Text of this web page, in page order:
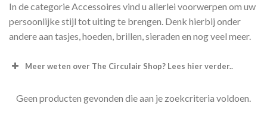
In de categorie Accessoires vind u allerlei voorwerpen om uw
persoonlijke stijl tot uiting te brengen. Denk hierbij onder
andere aan tasjes, hoeden, brillen, sieraden en nog veel meer.
Meer weten over The Circulair Shop? Lees hier verder..
Geen producten gevonden die aan je zoekcriteria voldoen.